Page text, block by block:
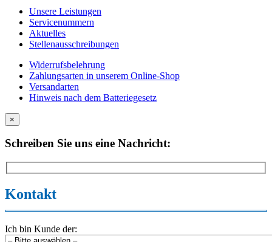
Unsere Leistungen
Servicenummern
Aktuelles
Stellenausschreibungen
Widerrufsbelehrung
Zahlungsarten in unserem Online-Shop
Versandarten
Hinweis nach dem Batteriegesetz
×
Schreiben Sie uns eine Nachricht:
Kontakt
Ich bin Kunde der: